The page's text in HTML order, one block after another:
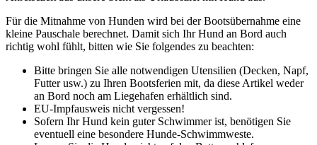
Für die Mitnahme von Hunden wird bei der Bootsübernahme eine
kleine Pauschale berechnet. Damit sich Ihr Hund an Bord auch
richtig wohl fühlt, bitten wie Sie folgendes zu beachten:
Bitte bringen Sie alle notwendigen Utensilien (Decken, Napf,
Futter usw.) zu Ihren Bootsferien mit, da diese Artikel weder
an Bord noch am Liegehafen erhältlich sind.
EU-Impfausweis nicht vergessen!
Sofern Ihr Hund kein guter Schwimmer ist, benötigen Sie
eventuell eine besondere Hunde-Schwimmweste.